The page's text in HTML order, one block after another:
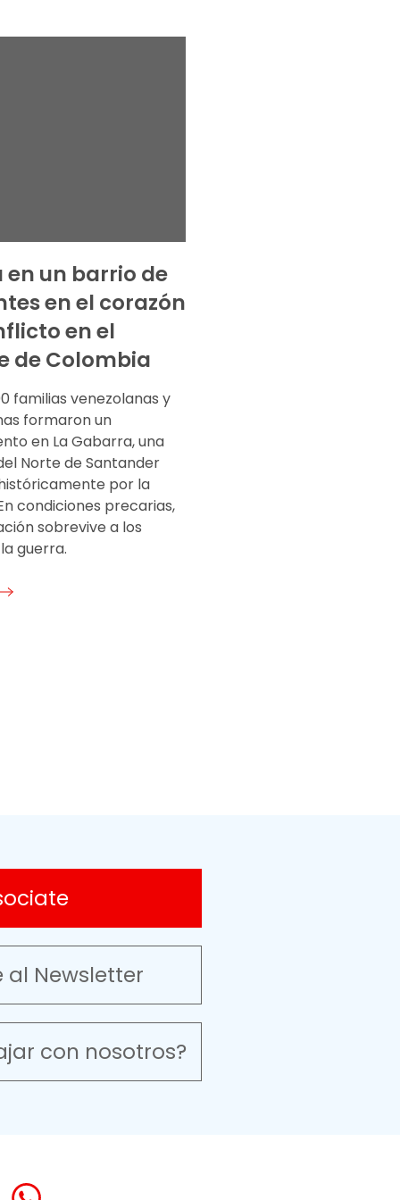
en un barrio de
en el corazón
en el
de Colombia
familias venezolanas y
formaron un
en La Gabarra, una
Norte de Santander
por la
condiciones precarias,
sobrevive a los
guerra.
al Newsletter
con nosotros?